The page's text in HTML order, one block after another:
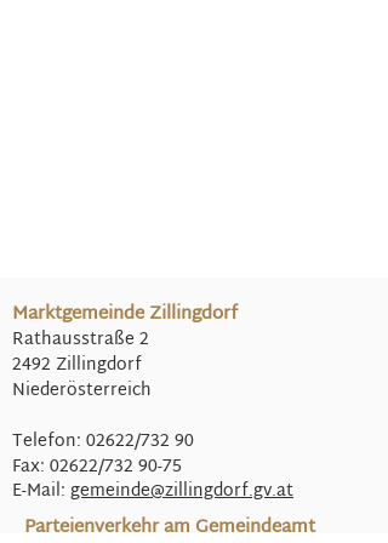
Marktgemeinde Zillingdorf
Rathausstraße 2
2492 Zillingdorf
Niederösterreich
Telefon: 02622/732 90
Fax: 02622/732 90-75
E-Mail: gemeinde@zillingdorf.gv.at
Parteienverkehr am Gemeindeamt